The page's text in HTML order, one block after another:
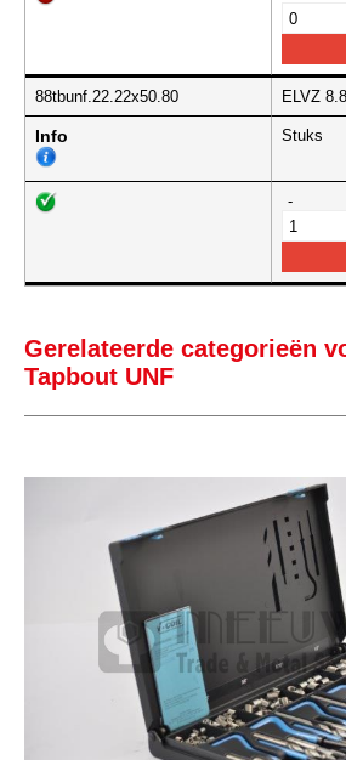
88tbunf.22.22x50.80 ELVZ
Info Stuks
-
Gerelateerde categorieën
Tapbout UNF